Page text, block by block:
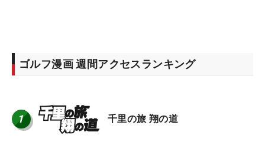
ゴルフ漫画 週間アクセスランキング
1 千里の旅 翔の道